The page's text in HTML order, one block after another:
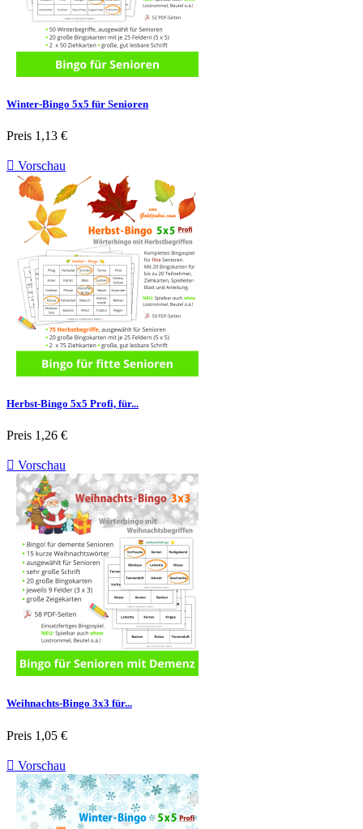
Winter-Bingo 5x5 für Senioren
Preis 1,13 €
 Vorschau
Herbst-Bingo 5x5 Profi, für...
Preis 1,26 €
 Vorschau
Weihnachts-Bingo 3x3 für...
Preis 1,05 €
 Vorschau